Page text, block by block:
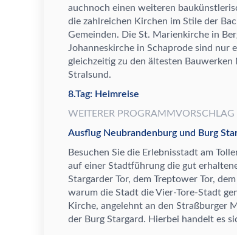
auchnoch einen weiteren baukü
die zahlreichen Kirchen im Stile der
Gemeinden. Die St. Marienkirche in
Johanneskirche in Schaprode sind nur
gleichzeitig zu den ä ltesten
Stralsund.
8.Tag: Heimreise
WEITERER PROGRAMMVORSCHLAG
Ausflug Neubrandenburg und Burg
Besuchen Sie die Erlebnisstadt am
auf einer Stadtführung die gut
Stargarder Tor, dem Treptower Tor, dem
warum die Stadt die Vier-Tore-Stadt
Kirche, angelehnt an den Straßburger M
der Burg Stargard. Hierbei handelt es